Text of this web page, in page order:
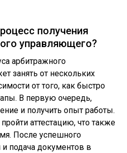
получения
управляющего?
арбитражного
занять от нескольких
от того, как быстро
В первую очередь,
и получить опыт работы.
аттестацию, что также
После успешного
и подача документов в